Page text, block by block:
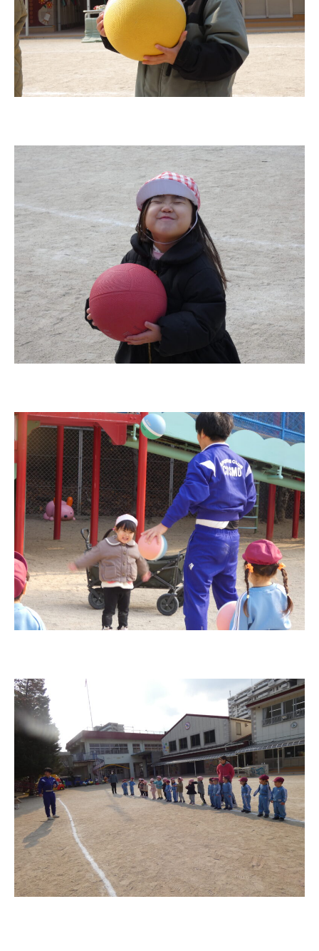
お知らせ
今日の幼稚園
園児募集要項
教職員募集
園のこと